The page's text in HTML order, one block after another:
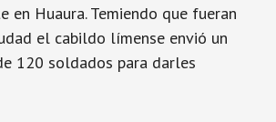
en Huaura. Temiendo que fueran
el cabildo límense envió un
120 soldados para darles